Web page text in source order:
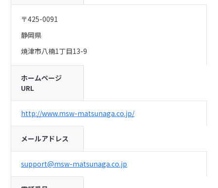
〒425-0091
静岡県
焼津市八楠1丁目13-9
ホームページ
URL
http://www.msw-matsunaga.co.jp/
メールアドレス
support@msw-matsunaga.co.jp